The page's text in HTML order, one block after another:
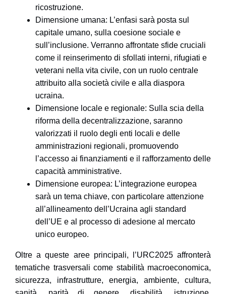
ricostruzione.
Dimensione umana: L’enfasi sarà posta sul
capitale umano, sulla coesione sociale e
sull’inclusione. Verranno affrontate sfide cruciali
come il reinserimento di sfollati interni, rifugiati e
veterani nella vita civile, con un ruolo centrale
attribuito alla società civile e alla diaspora
ucraina.
Dimensione locale e regionale: Sulla scia della
riforma della decentralizzazione, saranno
valorizzati il ruolo degli enti locali e delle
amministrazioni regionali, promuovendo
l’accesso ai finanziamenti e il rafforzamento delle
capacità amministrative.
Dimensione europea: L’integrazione europea
sarà un tema chiave, con particolare attenzione
all’allineamento dell’Ucraina agli standard
dell’UE e al processo di adesione al mercato
unico europeo.
Oltre a queste aree principali, l’URC2025 affronterà
tematiche trasversali come stabilità macroeconomica,
sicurezza, infrastrutture, energia, ambiente, cultura,